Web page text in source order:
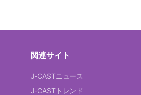
関連サイト
J-CASTニュース
J-CASTトレンド